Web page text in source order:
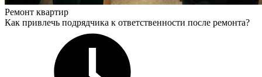
Ремонт квартир
Как привлечь подрядчика к ответственности после ремонта?